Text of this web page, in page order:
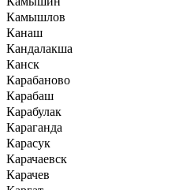
Камышлов
Канаш
Кандалакша
Канск
Карабаново
Карабаш
Карабулак
Караганда
Карасук
Карачаевск
Карачев